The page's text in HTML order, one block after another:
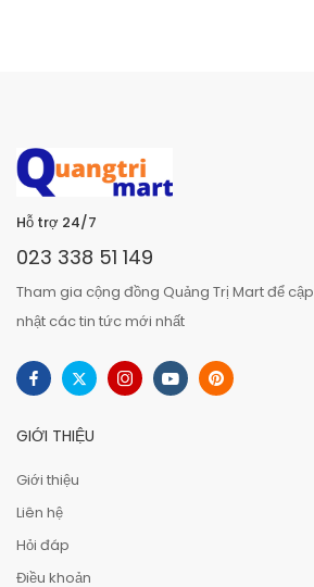
Hỗ trợ 24/7
023 338 51 149
Tham gia cộng đồng Quảng Trị Mart để cập
nhật các tin tức mới nhất
GIỚI THIỆU
Giới thiệu
Liên hệ
Hỏi đáp
Điều khoản